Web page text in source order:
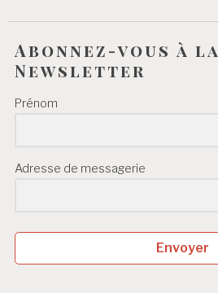
Abonnez-vous à la
Newsletter
Prénom
Adresse de messagerie
Envoyer